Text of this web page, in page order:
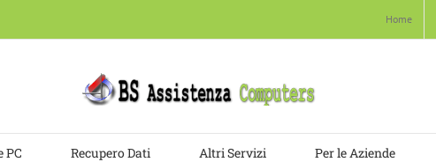
Home
PC Recupero Dati Altri Servizi Per le Aziende